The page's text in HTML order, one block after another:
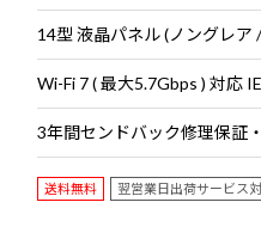
送料無料 翌営業日出荷サービス